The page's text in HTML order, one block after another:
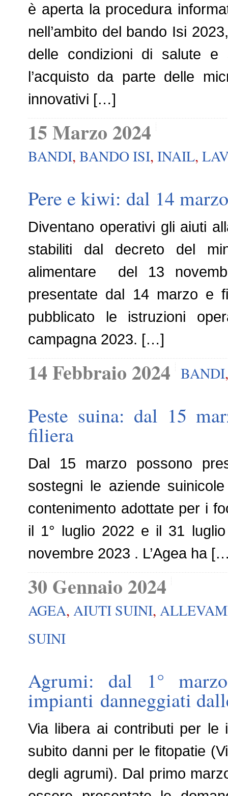
è aperta la procedura
nell’ambito del bando Isi
delle condizioni di salute e
l’acquisto da parte delle
innovativi […]
15 Marzo 2024
BANDI, BANDO ISI, INAIL,
Pere e kiwi: dal 14
Diventano operativi gli aiuti
stabiliti dal decreto del
alimentare del 13
presentate dal 14 marzo e
pubblicato le istruzioni
campagna 2023. […]
14 Febbraio 2024 BANDI
Peste suina: dal 15
filiera
Dal 15 marzo possono
sostegni le aziende
contenimento adottate per i
il 1° luglio 2022 e il 31
novembre 2023 . L’Agea ha
30 Gennaio 2024
AGEA, AIUTI SUINI,
SUINI
Agrumi: dal 1°
impianti danneggiati
Via libera ai contributi per le
subito danni per le fitopatie
degli agrumi). Dal primo